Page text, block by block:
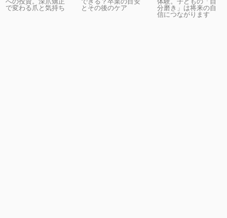
で変わる爪と気持ち とその後のケア 分磨き」は将来の自
信につながります